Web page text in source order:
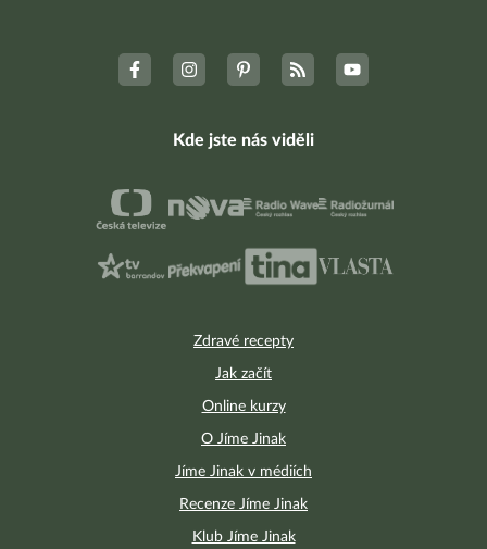
Zdravé recepty
Jak začít
Online kurzy
O Jíme Jinak
Jíme Jinak v médiích
Recenze Jíme Jinak
Klub Jíme Jinak
Kde jste nás viděli